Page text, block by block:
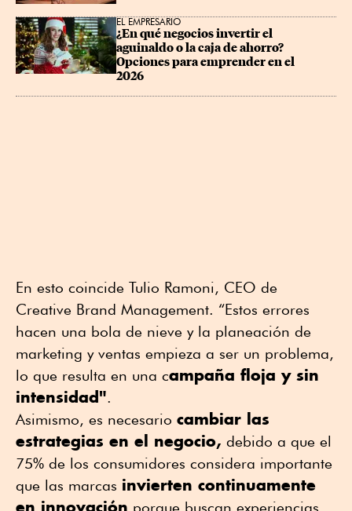
EL EMPRESARIO
¿En qué negocios invertir el
aguinaldo o la caja de ahorro?
Opciones para emprender en el
2026
En esto coincide Tulio Ramoni, CEO de
Creative Brand Management. “Estos errores
hacen una bola de nieve y la planeación de
marketing y ventas empieza a ser un problema,
lo que resulta en una campaña floja y sin
intensidad".
Asimismo, es necesario cambiar las
estrategias en el negocio, debido a que el
75% de los consumidores considera importante
que las marcas invierten continuamente
en innovación porque buscan experiencias